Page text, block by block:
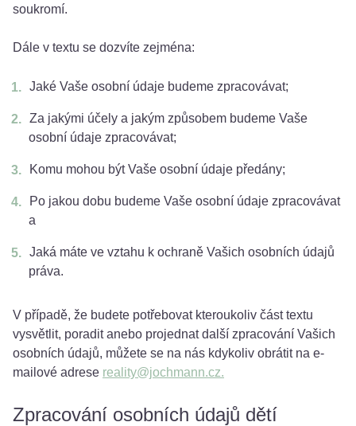
soukromí.
Dále v textu se dozvíte zejména:
Jaké Vaše osobní údaje budeme zpracovávat;
Za jakými účely a jakým způsobem budeme Vaše
osobní údaje zpracovávat;
Komu mohou být Vaše osobní údaje předány;
Po jakou dobu budeme Vaše osobní údaje zpracovávat
a
Jaká máte ve vztahu k ochraně Vašich osobních údajů
práva.
V případě, že budete potřebovat kteroukoliv část textu
vysvětlit, poradit anebo projednat další zpracování Vašich
osobních údajů, můžete se na nás kdykoliv obrátit na e-
mailové adrese reality@jochmann.cz.
Zpracování osobních údajů dětí